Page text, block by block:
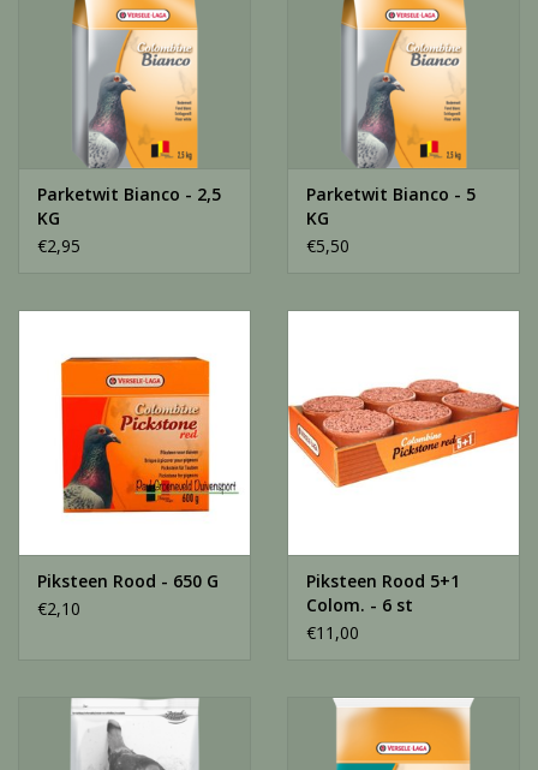
Parketwit Bianco - 2,5
KG
€2,95
Parketwit Bianco - 5
KG
€5,50
Piksteen Rood - 650 G
€2,10
Piksteen Rood 5+1
Colom. - 6 st
€11,00